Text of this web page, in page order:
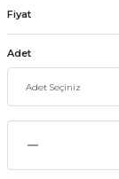
Fiyat
Adet